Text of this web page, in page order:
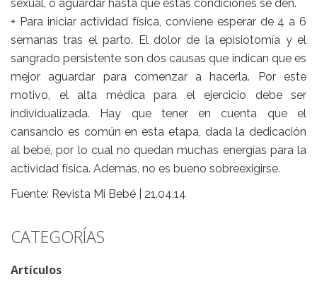
sexual, o aguardar hasta que estas condiciones se den.
+ Para iniciar actividad física, conviene esperar de 4 a 6
semanas tras el parto. El dolor de la episiotomía y el
sangrado persistente son dos causas que indican que es
mejor aguardar para comenzar a hacerla. Por este
motivo, el alta médica para el ejercicio debe ser
individualizada. Hay que tener en cuenta que el
cansancio es común en esta etapa, dada la dedicación
al bebé, por lo cual no quedan muchas energías para la
actividad física. Además, no es bueno sobreexigirse.
Fuente: Revista Mi Bebé | 21.04.14
CATEGORÍAS
Artículos